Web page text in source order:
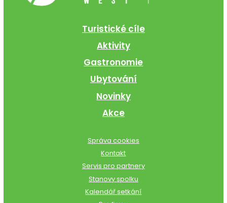
Turistické cíle
Aktivity
Gastronomie
Ubytování
Novinky
Akce
Správa cookies
Kontakt
Servis pro partnery
Stanovy spolku
Kalendář setkání